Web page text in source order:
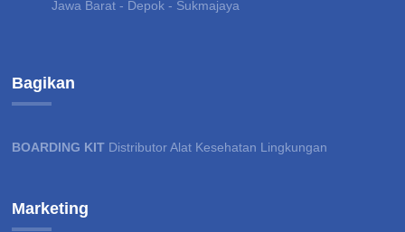
Jawa Barat - Depok - Sukmajaya
Bagikan
BOARDING KIT Distributor Alat Kesehatan Lingkungan
Marketing